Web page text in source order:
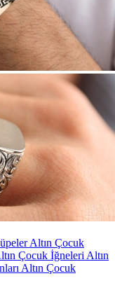
Altın Çocuk
Çocuk İğneleri Altın
Altın Çocuk